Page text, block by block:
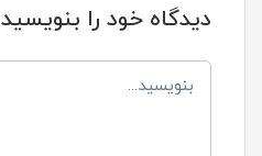
دیدگاه خود را بنویسید